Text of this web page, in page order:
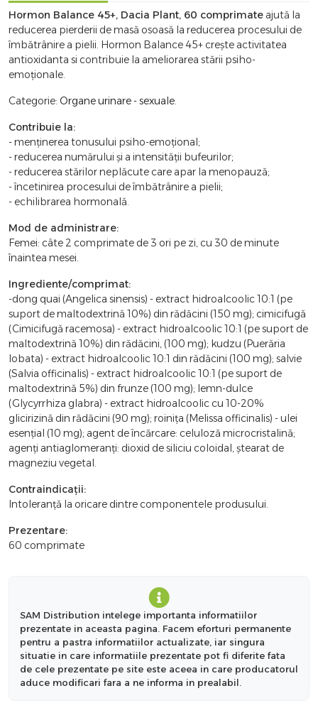
Hormon Balance 45+, Dacia Plant, 60 comprimate ajută la
reducerea pierderii de masă osoasă la reducerea procesului de
îmbătrânire a pielii. Hormon Balance 45+ crește activitatea
antioxidanta si contribuie la ameliorarea stării psiho-
emoționale.
Categorie: Organe urinare - sexuale.
Contribuie la:
- menținerea tonusului psiho-emoțional;
- reducerea numărului și a intensității bufeurilor;
- reducerea stărilor neplăcute care apar la menopauză;
- încetinirea procesului de îmbătrânire a pielii;
- echilibrarea hormonală.
Mod de administrare:
Femei: câte 2 comprimate de 3 ori pe zi, cu 30 de minute
înaintea mesei.
Ingrediente/comprimat:
-dong quai (Angelica sinensis) - extract hidroalcoolic 10:1 (pe
suport de maltodextrină 10%) din rădăcini (150 mg); cimicifugă
(Cimicifugă racemosa) - extract hidroalcoolic 10:1 (pe suport de
maltodextrină 10%) din rădăcini, (100 mg); kudzu (Puerăria
lobata) - extract hidroalcoolic 10:1 din rădăcini (100 mg); salvie
(Salvia officinalis) - extract hidroalcoolic 10:1 (pe suport de
maltodextrină 5%) din frunze (100 mg); lemn-dulce
(Glycyrrhiza glabra) - extract hidroalcoolic cu 10-20%
glicirizină din rădăcini (90 mg); roinița (Melissa officinalis) - ulei
esențial (10 mg); agent de încărcare: celuloză microcristalină;
agenți antiaglomeranți: dioxid de siliciu coloidal, ștearat de
magneziu vegetal.
Contraindicații:
Intoleranță la oricare dintre componentele produsului.
Prezentare:
60 comprimate
SAM Distribution intelege importanta informatiilor
prezentate in aceasta pagina. Facem eforturi permanente
pentru a pastra informatiilor actualizate, iar singura
situatie in care informatiile prezentate pot fi diferite fata
de cele prezentate pe site este aceea in care producatorul
aduce modificari fara a ne informa in prealabil.